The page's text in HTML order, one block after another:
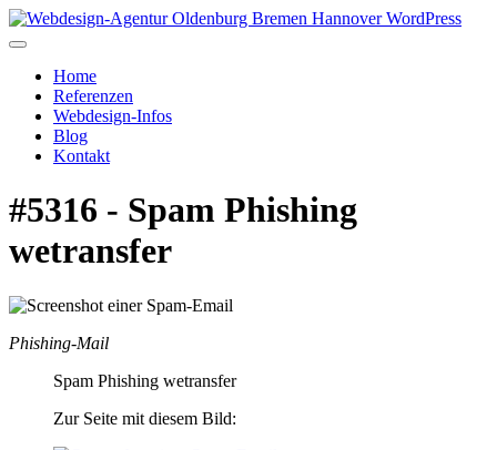
Home
Referenzen
Webdesign-Infos
Blog
Kontakt
#5316 - Spam Phishing
wetransfer
Phishing-Mail
Spam Phishing wetransfer
Zur Seite mit diesem Bild: